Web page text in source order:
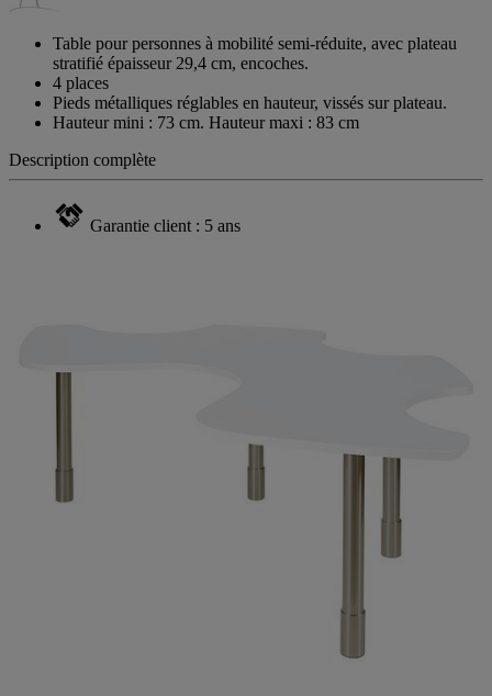
Table pour personnes à mobilité semi-réduite, avec plateau
stratifié épaisseur 29,4 cm, encoches.
4 places
Pieds métalliques réglables en hauteur, vissés sur plateau.
Description complète